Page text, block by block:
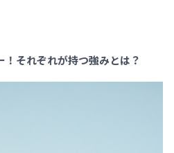
それぞれが持つ強みとは？